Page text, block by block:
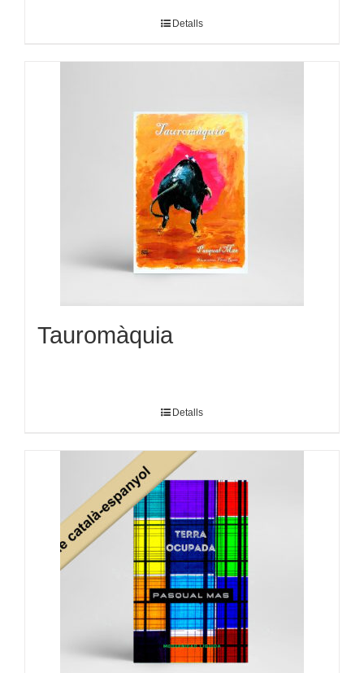
Detalls
Tauromàquia
Detalls